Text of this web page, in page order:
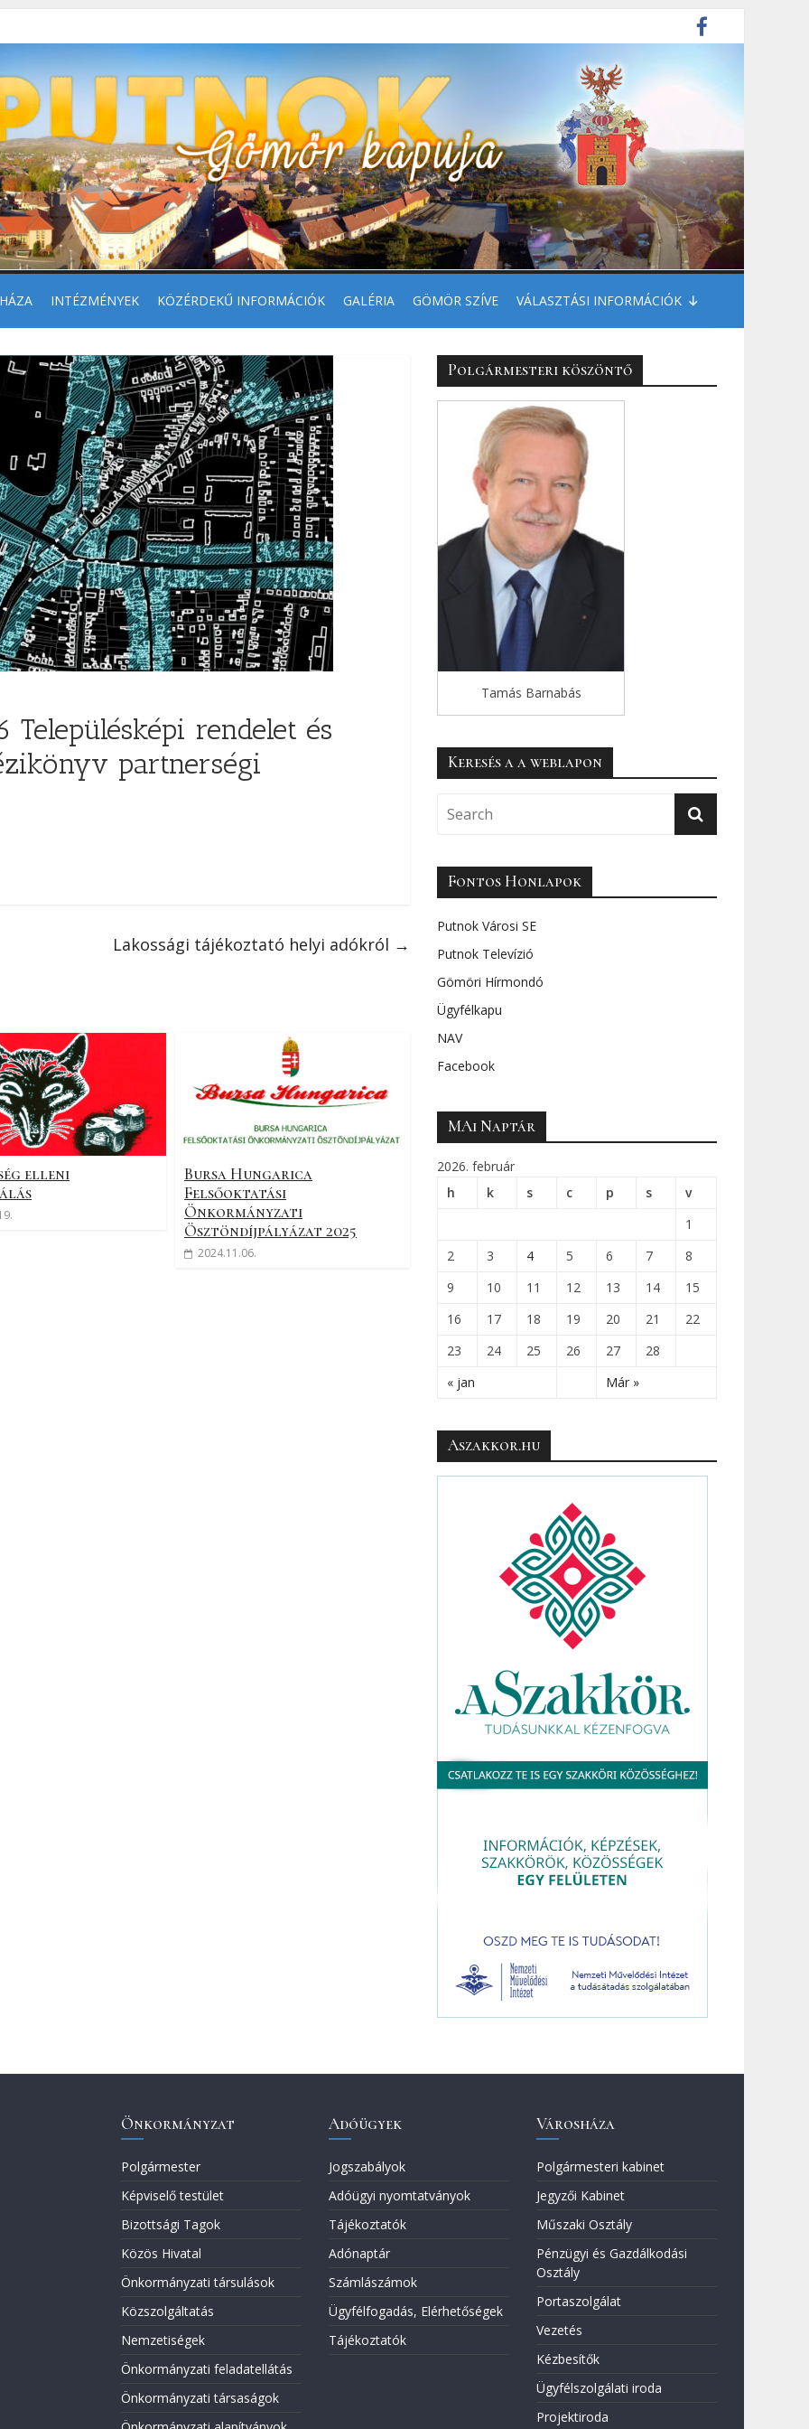
INTÉZMÉNYEK KÖZÉRDEKŰ INFORMÁCIÓK GALÉRIA GÖMÖR SZÍVE VÁLASZTÁSI INFORMÁCIÓK
Településképi rendelet és
partnerségi
Lakossági tájékoztató helyi adókról →
elleni
Bursa Hungarica
Felsőoktatási
Önkormányzati
Ösztöndíjpályázat 2025
2024.11.06.
Polgármesteri köszöntő
Tamás Barnabás
Keresés a a weblapon
Fontos Honlapok
Putnok Városi SE
Putnok Televízió
Gömöri Hírmondó
Ügyfélkapu
NAV
Facebook
MAi Naptár
2026. február
h
k s c p s v
« jan Már »
1
2
3 4 5 6 7
8
9
10 11 12 13 14
15
16
17 18 19 20 21
22
23
24 25 26 27 28
Aszakkor.hu
Önkormányzat
Polgármester
Képviselő testület
Bizottsági Tagok
Közös Hivatal
Önkormányzati társulások
Közszolgáltatás
Nemzetiségek
Önkormányzati feladatellátás
Önkormányzati társaságok
Adóügyek
Jogszabályok
Adóügyi nyomtatványok
Tájékoztatók
Adónaptár
Számlászámok
Ügyfélfogadás, Elérhetőségek
Tájékoztatók
Városháza
Polgármesteri kabinet
Jegyzői Kabinet
Műszaki Osztály
Pénzügyi és Gazdálkodási
Osztály
Portaszolgálat
Vezetés
Kézbesítők
Ügyfélszolgálati iroda
Projektiroda